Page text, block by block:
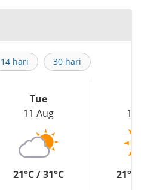
14 hari 30 hari
Tue
11 Aug
21°C / 31°C
12
21°C